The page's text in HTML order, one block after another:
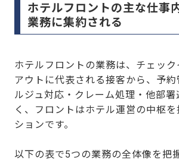
ホテルフロントの志望動機は仕事
強みをつなぐ
未経験・経験者別の書き方の違いを
ホテルフロントの仕事内容に関
問
ホテルフロントへの第一歩は仕
をつかむことから
やすさ診断を開始する
ホテルフロントの主な仕事
業務に集約される
ホテルフロントの業務は、チェック
アウトに代表される接客から、予約
ルジュ対応・クレーム処理・他部
く、フロントはホテル運営の中枢
ションです。
以下の表で5つの業務の全体像を把